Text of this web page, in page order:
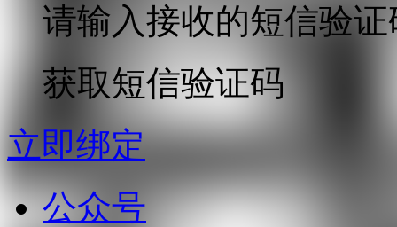
请输入接收的短信验证
获取短信验证码
立即绑定
公众号